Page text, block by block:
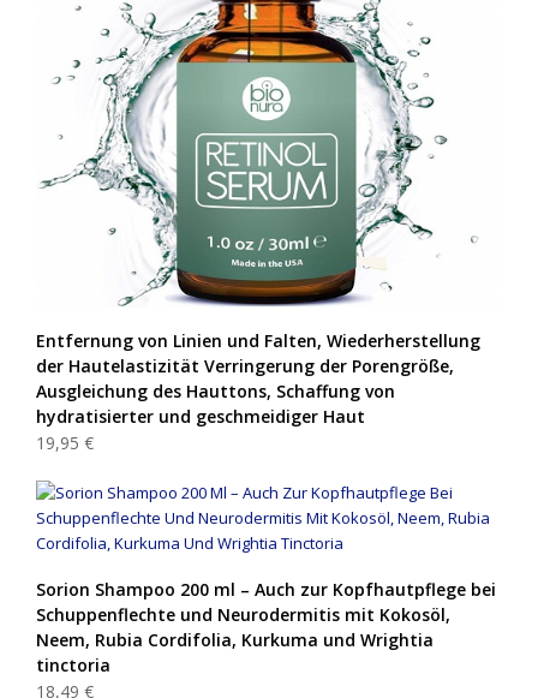
Entfernung von Linien und Falten, Wiederherstellung
der Hautelastizität Verringerung der Porengröße,
Ausgleichung des Hauttons, Schaffung von
hydratisierter und geschmeidiger Haut
19,95 €
Sorion Shampoo 200 ml – Auch zur Kopfhautpflege bei
Schuppenflechte und Neurodermitis mit Kokosöl,
Neem, Rubia Cordifolia, Kurkuma und Wrightia
tinctoria
18,49 €